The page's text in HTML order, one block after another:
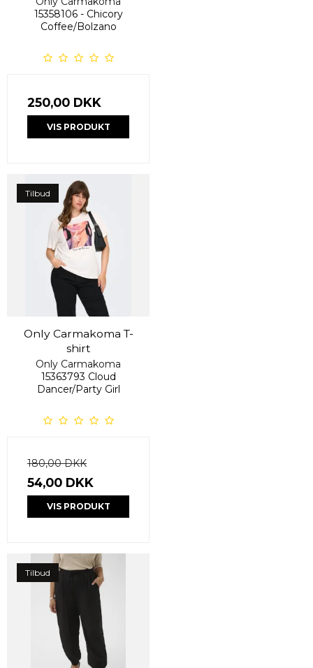
15358106 - Chicory
Coffee/Bolzano
250,00 DKK
VIS PRODUKT
Tilbud
Only Carmakoma T-
shirt
Only Carmakoma
15363793 Cloud
Dancer/Party Girl
180,00 DKK
54,00 DKK
VIS PRODUKT
Tilbud